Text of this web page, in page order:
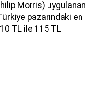
Morris) uygulanan
pazarındaki en
TL ile 115 TL